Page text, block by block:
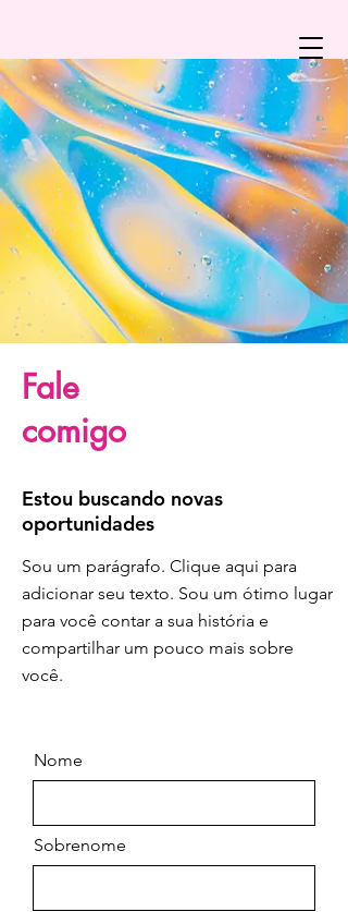
Fale
comigo
Estou buscando novas
oportunidades
Sou um parágrafo. Clique aqui para
adicionar seu texto. Sou um ótimo lugar
para você contar a sua história e
compartilhar um pouco mais sobre
você.
Nome
Sobrenome